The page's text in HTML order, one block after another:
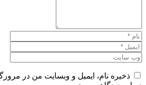
ذخیره نام، ایمیل و وبسایت من در